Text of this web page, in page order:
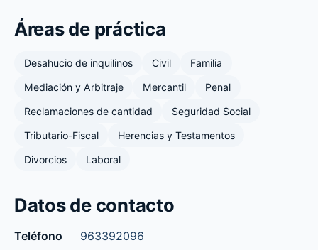
Áreas de práctica
Desahucio de inquilinos Civil
Familia
Mediación y Arbitraje
Mercantil
Penal
Reclamaciones de cantidad
Seguridad Social
Tributario-Fiscal
Herencias y Testamentos
Divorcios
Laboral
Datos de contacto
Teléfono
963392096